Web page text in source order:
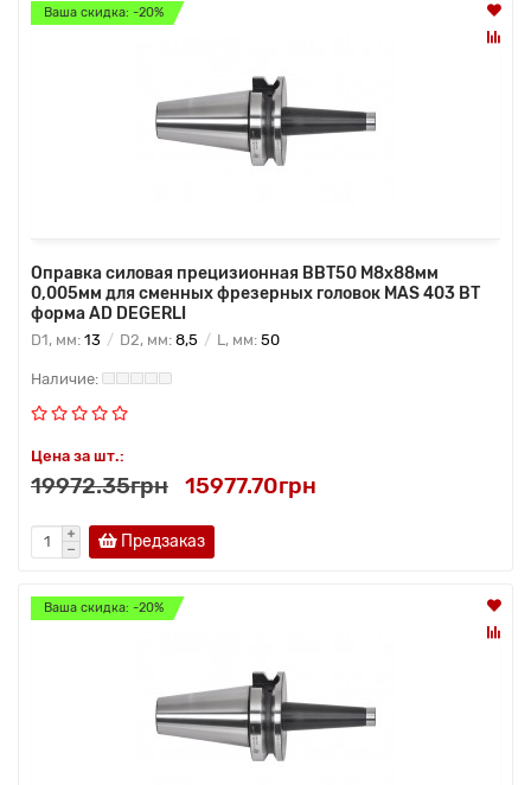
Ваша скидка: -20%
Оправка силовая прецизионная BBT50 M8x88мм
0,005мм для сменных фрезерных головок MAS 403 BT
форма AD DEGERLI
D1, мм: 13 D2, мм: 8,5 L, мм: 50
Цена за шт.:
19972.35грн 15977.70грн
Предзаказ
Ваша скидка: -20%